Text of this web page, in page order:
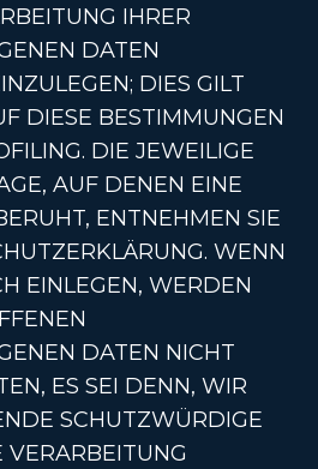
IHRER
DATEN
DIES GILT
DIESE BESTIMMUNGEN
DIE JEWEILIGE
AUF DENEN EINE
ENTNEHMEN SIE
WENN
EINLEGEN, WERDEN
DATEN NICHT
ES SEI DENN, WIR
SCHUTZWÜRDIGE